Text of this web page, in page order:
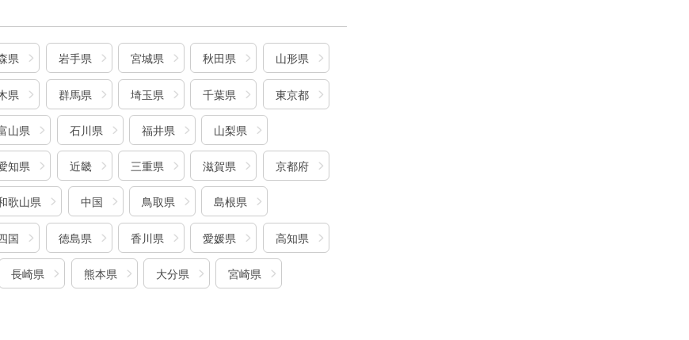
県 岩手県 宮城県 秋田県 山形県
県 群馬県 埼玉県 千葉県 東京都
山県 石川県 福井県 山梨県
知県 近畿 三重県 滋賀県 京都府
歌山県 中国 鳥取県 島根県
国 徳島県 香川県 愛媛県 高知県
長崎県 熊本県 大分県 宮崎県